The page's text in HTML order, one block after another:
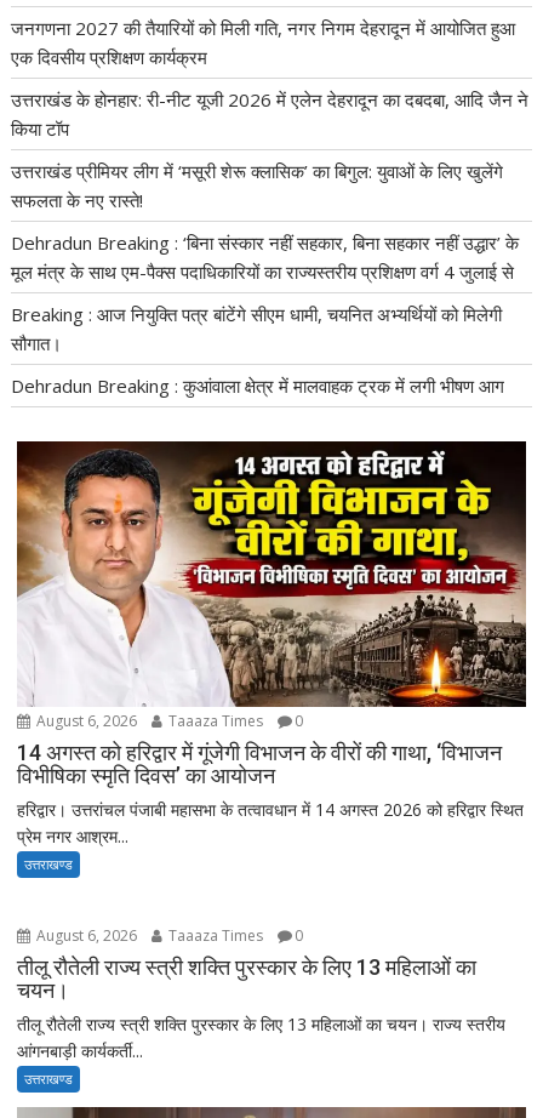
जनगणना 2027 की तैयारियों को मिली गति, नगर निगम देहरादून में आयोजित हुआ
एक दिवसीय प्रशिक्षण कार्यक्रम
उत्तराखंड के होनहार: री-नीट यूजी 2026 में एलेन देहरादून का दबदबा, आदि जैन ने
किया टॉप
उत्तराखंड प्रीमियर लीग में ‘मसूरी शेरू क्लासिक’ का बिगुल: युवाओं के लिए खुलेंगे
सफलता के नए रास्ते!
Dehradun Breaking : ‘बिना संस्कार नहीं सहकार, बिना सहकार नहीं उद्धार’ के
मूल मंत्र के साथ एम-पैक्स पदाधिकारियों का राज्यस्तरीय प्रशिक्षण वर्ग 4 जुलाई से
Breaking : आज नियुक्ति पत्र बांटेंगे सीएम धामी, चयनित अभ्यर्थियों को मिलेगी
सौगात।
Dehradun Breaking : कुआंवाला क्षेत्र में मालवाहक ट्रक में लगी भीषण आग
August 6, 2026 Taaaza Times 0
14 अगस्त को हरिद्वार में गूंजेगी विभाजन के वीरों की गाथा, ‘विभाजन
विभीषिका स्मृति दिवस’ का आयोजन
हरिद्वार। उत्तरांचल पंजाबी महासभा के तत्वावधान में 14 अगस्त 2026 को हरिद्वार स्थित
प्रेम नगर आश्रम...
उत्तराखण्ड
August 6, 2026 Taaaza Times 0
तीलू रौतेली राज्य स्त्री शक्ति पुरस्कार के लिए 13 महिलाओं का
चयन।
तीलू रौतेली राज्य स्त्री शक्ति पुरस्कार के लिए 13 महिलाओं का चयन। राज्य स्तरीय
आंगनबाड़ी कार्यकर्ती...
उत्तराखण्ड